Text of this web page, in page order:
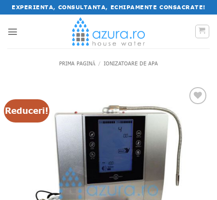
Salt
la
conținut
EXPERIENTA, CONSULTANTA, ECHIPAMENTE CONSACRATE!
PRIMA PAGINĂ / IONIZATOARE DE APA
Reduceri!